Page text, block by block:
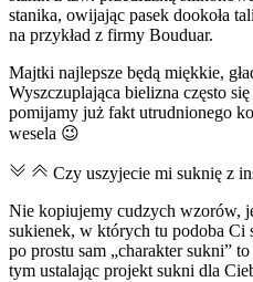
stanika, owijając pasek dookoła
na przykład z firmy Bouduar.
Majtki najlepsze będą miękkie,
Wyszczuplająca bielizna często
pomijamy już fakt utrudnionego
wesela 😉
Czy uszyjecie mi suknię z
Nie kopiujemy cudzych wzorów,
sukienek, w których tu podoba Ci
po prostu sam „charakter sukni”
tym ustalając projekt sukni dla